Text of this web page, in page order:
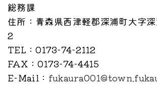
総務課
住所 ：青森県西津軽郡深浦町大字
2
TEL ：0173-74-2112
FAX ：0173-74-4415
E-Mail ：